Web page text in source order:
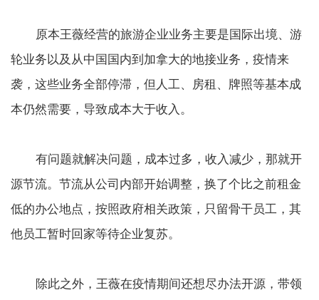
原本王薇经营的旅游企业业务主要是国际出境、游
轮业务以及从中国国内到加拿大的地接业务，疫情来
袭，这些业务全部停滞，但人工、房租、牌照等基本成
本仍然需要，导致成本大于收入。
有问题就解决问题，成本过多，收入减少，那就开
源节流。节流从公司内部开始调整，换了个比之前租金
低的办公地点，按照政府相关政策，只留骨干员工，其
他员工暂时回家等待企业复苏。
除此之外，王薇在疫情期间还想尽办法开源，带领